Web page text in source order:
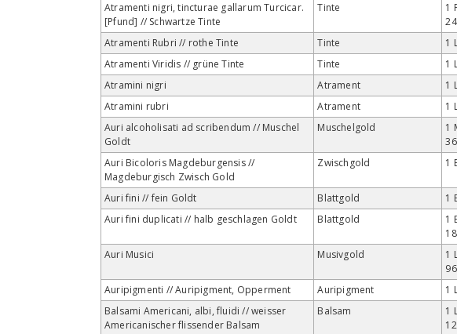
Atramenti nigri, tincturae gallarum Turcicar.
[Pfund] // Schwartze Tinte
Tinte
1
Atramenti Rubri // rothe Tinte
Tinte 1
Atramenti Viridis // grüne Tinte
Tinte 1
Atramini nigri
Atrament 1
Atramini rubri
Atrament 1
Auri alcoholisati ad scribendum // Muschel
Goldt
Muschelgold
1
Auri Bicoloris Magdeburgensis //
Magdeburgisch Zwisch Gold
Zwischgold 1
Auri fini // fein Goldt Blattgold
1
Auri fini duplicati // halb geschlagen Goldt
Blattgold
1
Auri Musici
Musivgold
1
Auripigmenti // Auripigment, Opperment Auripigment 1
Balsami Americani, albi, fluidi // weisser
Americanischer flissender Balsam
Balsam
1